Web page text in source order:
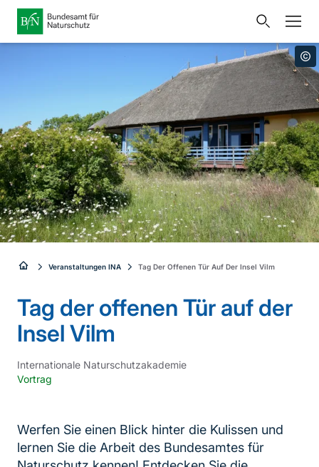
Link
zur
Startseite
Direkt zur Hauptnavigation
Direkt zur Hauptinhalte
Direkt zur Fusszeile
Bundesamt für Naturschutz
Metanavigation
Startseite
Veranstaltungen
Karten und Daten
Leichte Sprache
Sprachumschalter
Sie
hier:
Veranstaltungen INA Tag Der Offenen Tür Auf Der Insel Vilm
Tag der offenen Tür auf der
Insel Vilm
Internationale Naturschutzakademie
Vortrag
Werfen Sie einen Blick hinter die Kulissen und
lernen Sie die Arbeit des Bundesamtes für